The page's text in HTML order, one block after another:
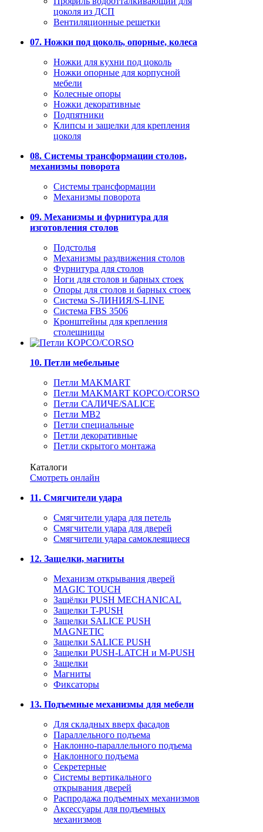
цоколя из ДСП
Вентиляционные решетки
07. Ножки под цоколь, опорные, колеса
Ножки для кухни под цоколь
Ножки опорные для корпусной
мебели
Колесные опоры
Ножки декоративные
Подпятники
Клипсы и защелки для крепления
цоколя
08. Системы трансформации столов,
механизмы поворота
Системы трансформации
Механизмы поворота
09. Механизмы и фурнитура для
изготовления столов
Подстолья
Механизмы раздвижения столов
Фурнитура для столов
Ноги для столов и барных стоек
Опоры для столов и барных стоек
Система S-ЛИНИЯ/S-LINE
Система FBS 3506
Кронштейны для крепления
столешницы
10. Петли мебельные
Петли MAKMART
Петли MAKMART КОРСО/CORSO
Петли САЛИЧЕ/SALICE
Петли MB2
Петли специальные
Петли декоративные
Петли скрытого монтажа
Каталоги
Смотреть онлайн
11. Смягчители удара
Смягчители удара для петель
Смягчители удара для дверей
Cмягчители удара самоклеящиеся
12. Защелки, магниты
Механизм открывания дверей
MAGIC TOUCH
Защёлки PUSH MECHANICAL
Защелки T-PUSH
Защелки SALICE PUSH
MAGNETIC
Защелки SALICE PUSH
Защелки PUSH-LATCH и M-PUSH
Защелки
Магниты
Фиксаторы
13. Подъемные механизмы для мебели
Для складных вверх фасадов
Параллельного подъема
Наклонно-параллельного подъема
Наклонного подъема
Секретерные
Системы вертикального
открывания дверей
Распродажа подъемных механизмов
Аксессуары для подъемных
механизмов